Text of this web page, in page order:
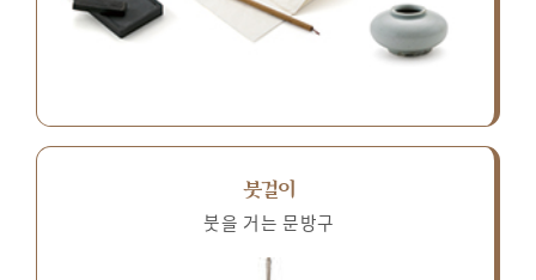
붓걸이
붓을 거는 문방구